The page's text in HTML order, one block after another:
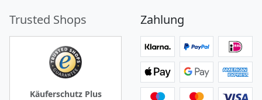
Trusted Shops
Käuferschutz Plus
Zahlung